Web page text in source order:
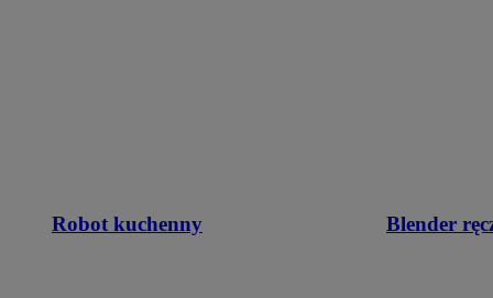
Robot kuchenny Blender